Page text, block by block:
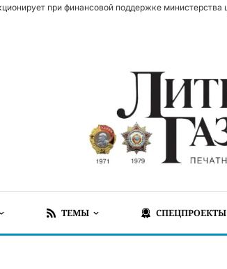
при финансовой поддержке
ТЕМЫ СПЕЦПРОЕКТЫ